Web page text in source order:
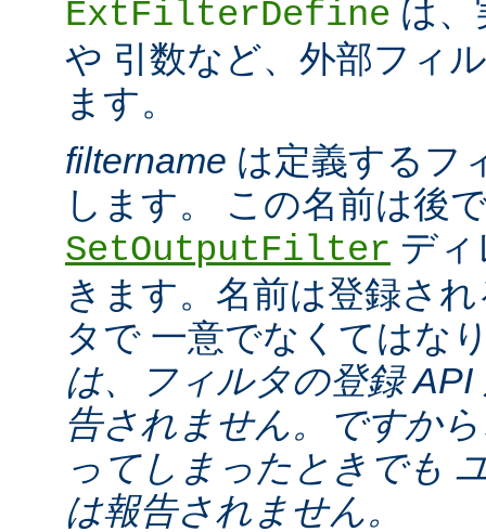
ExtFilterDefine は
や 引数など、外部フィ
ます。
filtername は定義するフ
します。 この名前は後
SetOutputFilter デ
きます。名前は登録さ
タで 一意でなくてはな
は、フィルタの登録
告されません。ですか
ってしまったときでも
は報告されません。